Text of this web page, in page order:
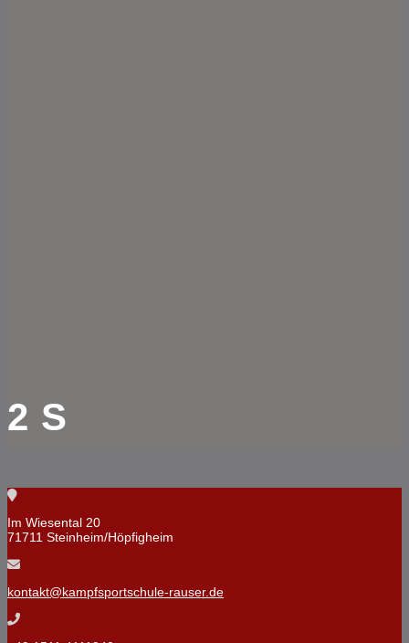
2 S
Im Wiesental 20
71711 Steinheim/Höpfigheim
kontakt@kampfsportschule-rauser.de